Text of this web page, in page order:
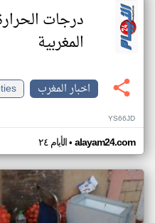
درجات
المغربية
اخبار المغرب
YS66JD
الأيام ٢٤• alayam24.com